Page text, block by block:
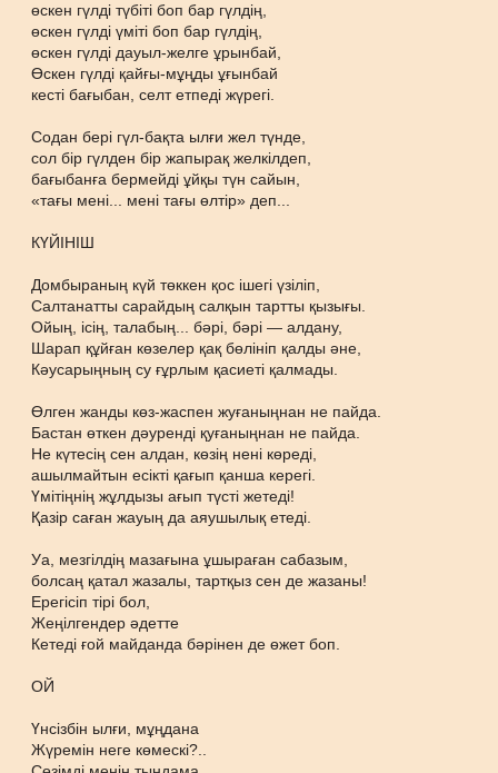
өскен гүлді түбiтi боп бар гүлдің,
өскен гүлді үміті боп бар гүлдің,
өскен гүлді дауыл-желге ұрынбай,
Өскен гүлді қайғы-мұңды ұғынбай
кесті бағыбан, селт етпеді жүрегі.
Содан бері гүл-бақта ылғи жел түнде,
сол бір гүлден бір жапырақ желкілдеп,
бағыбанға бермейді ұйқы түн сайын,
«тағы мені... мені тағы өлтір» деп...
КҮЙІНІШ
Домбыраның күй төккен қос ішегі үзіліп,
Салтанатты сарайдың салқын тартты қызығы.
Ойың, ісің, талабың... бәрі, бәрі — алдану,
Шарап құйған көзелер қақ бөлініп қалды әне,
Кәусарыңның су ғұрлым қасиеті қалмады.
Өлген жанды көз-жаспен жуғаныңнан не пайда.
Бастан өткен дәуренді қуғаныңнан не пайда.
Не күтесің сен алдан, көзің нені көреді,
ашылмайтын есікті қағып қанша керегі.
Үмітіңнің жұлдызы ағып түсті жетеді!
Қазір саған жауың да аяушылық етеді.
Уа, мезгілдің мазағына ұшыраған сабазым,
болсаң қатал жазалы, тартқыз сен де жазаны!
Ерегісіп тірі бол,
Жеңілгендер әдетте
Кетеді ғой майданда бәрінен де өжет боп.
ОЙ
Үнсізбін ылғи, мұңдана
Жүремін неге көмескі?..